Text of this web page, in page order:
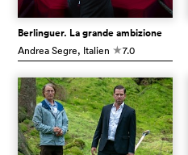
Berlinguer. La grande ambizione
Andrea Segre, Italien c7.0